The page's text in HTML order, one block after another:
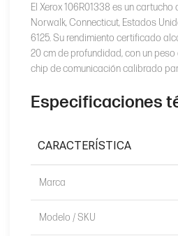
El Xerox 106R01338 es un
Norwalk, Connecticut, Estados
6125. Su rendimiento certificado
20 cm de profundidad, con un
chip de comunicación calibrado
Especificaciones
CARACTERÍSTICA
Marca
Modelo / SKU